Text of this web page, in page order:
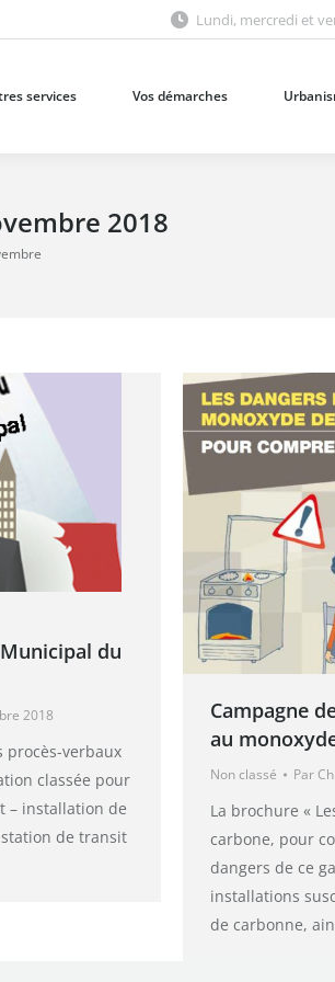
Lundi, mercredi et
services Vos démarches
2018
du
2018
procès-verbaux
classée pour
– installation de
de transit
Campagne
au
Non classé Par
La brochure «
carbone, pour
dangers de ce
installations
de carbonne,